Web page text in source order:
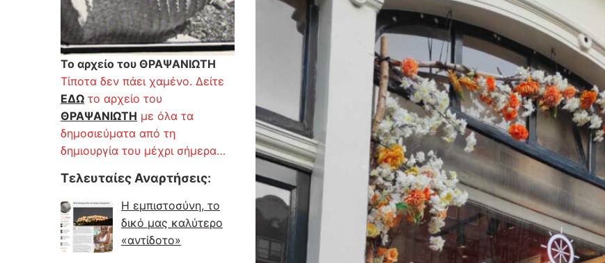
Το αρχείο του ΘΡΑΨΑΝΙΩΤΗ
Τίποτα δεν πάει χαμένο. Δείτε
ΕΔΩ το αρχείο του
ΘΡΑΨΑΝΙΩΤΗ με όλα τα
δημοσιεύματα από τη
δημιουργία του μέχρι σήμερα…
Τελευταίες Αναρτήσεις:
Η εμπιστοσύνη, το
δικό μας καλύτερο
«αντίδοτο»